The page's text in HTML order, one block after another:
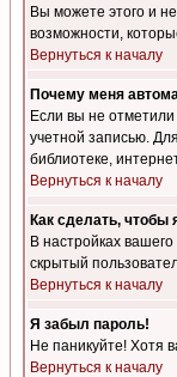
Вы можете этого и
возможности,
Вернуться к началу
Почему меня
Если вы не отметили
учетной записью.
библиотеке,
Вернуться к началу
Как сделать, чтобы
В настройках
скрытый
Вернуться к началу
Я забыл пароль!
Не паникуйте! Хотя
Вернуться к началу